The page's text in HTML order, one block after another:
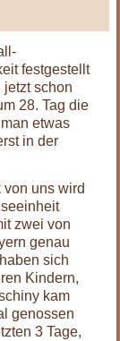
festgestellt
jetzt schon
28. Tag die
etwas
in der
uns wird
zwei von
genau
sich
Kindern,
kam
genossen
3 Tage,